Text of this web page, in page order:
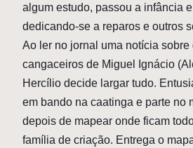
algum estudo, passou a infância
dedicando-se a reparos e outros
Ao ler no jornal uma notícia
cangaceiros de Miguel Ignácio
Hercílio decide largar tudo.
em bando na caatinga e parte no
depois de mapear onde ficam
família de criação. Entrega o